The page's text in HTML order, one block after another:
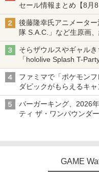
セール情報まとめ【8月8
ニンテンドーeショップ
後藤隆幸氏アニメータ
隊 S.A.C.」など生原画
そらザウルスやギャル
「hololive Splash T-
ライン販売開始
ファミマで「ポケモン
ダピックがもらえるキャ
バーガーキング、2026
ティ ザ・ワンパウンダ
GAME